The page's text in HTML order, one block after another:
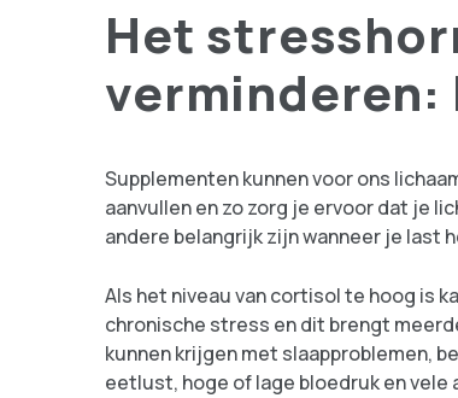
Het
verminderen:
Supplementen kunnen voor ons
aanvullen en zo zorg je ervoor dat je
andere belangrijk zijn wanneer je last
Als het niveau van cortisol te hoog is
chronische stress en dit brengt
kunnen krijgen met slaapproblemen,
eetlust, hoge of lage bloedruk en vele